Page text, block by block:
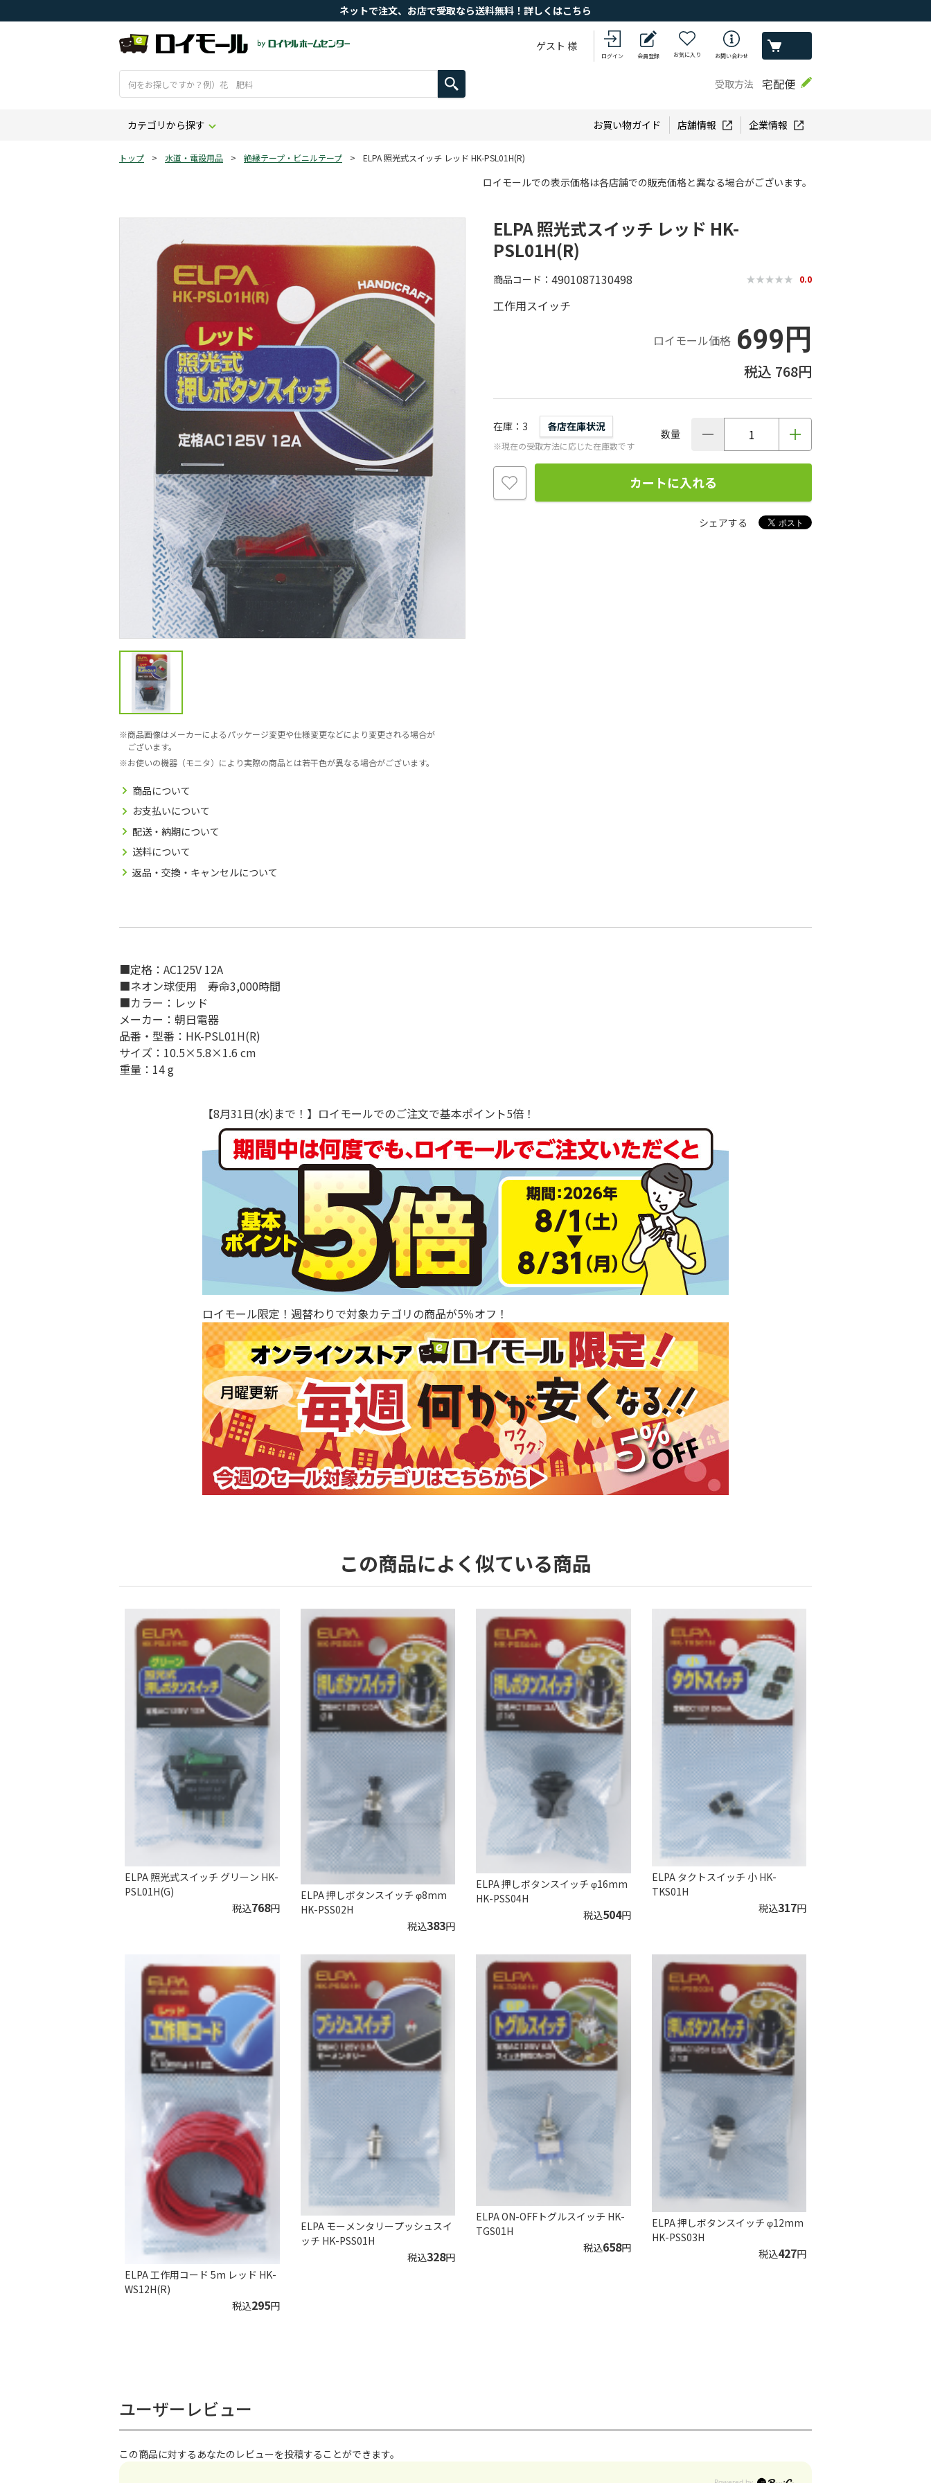
ネットで注文、お店で受取なら送料無料！詳しくはこちら
ゲスト 様
ログイン 会員登録 お気に入り お問い合わせ
受取方法 宅配便
カテゴリから探す お買い物ガイド 店舗情報 企業情報
トップ > 水道・電設用品 > 絶縁テープ・ビニルテープ > ELPA 照光式スイッチ レッド HK-PSL01H(R)
ロイモールでの表示価格は各店舗での販売価格と異なる場合がございます。
商品画像はメーカーによるパッケージ変更や仕様変更などにより変更される場合が
ございます。
お使いの機器（モニタ）により実際の商品とは若干色が異なる場合がございます。
商品について
お支払いについて
配送・納期について
送料について
返品・交換・キャンセルについて
ELPA 照光式スイッチ レッド HK-
PSL01H(R)
商品コード 4901087130498 0.0
工作用スイッチ
ロイモール価格 699円
768円
在庫 3 各店在庫状況
※現在の受取方法に応じた在庫数です
数量
カートに入れる
シェアする
■定格：AC125V 12A
■ネオン球使用 寿命3,000時間
■カラー：レッド
メーカー：朝日電器
品番・型番：HK-PSL01H(R)
サイズ：10.5×5.8×1.6 cm
重量：14 g
【8月31日(水)まで！】ロイモールでのご注文で基本ポイント5倍！
ロイモール限定！週替わりで対象カテゴリの商品が5％オフ！
この商品によく似ている商品
ELPA 照光式スイッチ グリーン HK-
PSL01H(G)
税込768円
ELPA 押しボタンスイッチ φ8mm
HK-PSS02H
税込383円
ELPA 押しボタンスイッチ φ16mm
HK-PSS04H
税込504円
ELPA タクトスイッチ 小 HK-
TKS01H
税込317円
ELPA 工作用コード 5m レッド HK-
WS12H(R)
税込295円
ELPA モーメンタリープッシュスイ
ッチ HK-PSS01H
税込328円
ELPA ON-OFFトグルスイッチ HK-
TGS01H
税込658円
ELPA 押しボタンスイッチ φ12mm
HK-PSS03H
税込427円
ユーザーレビュー
この商品に対するあなたのレビューを投稿することができます。